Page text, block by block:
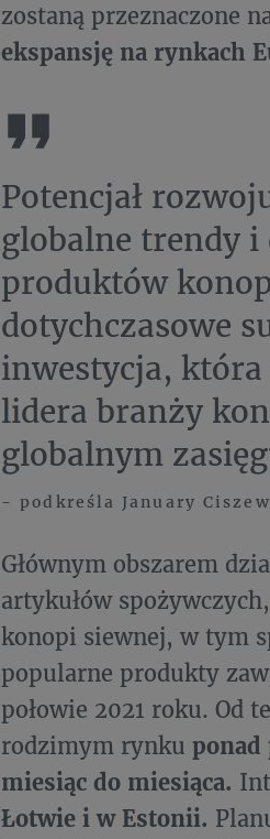
zostaną przeznaczone
ekspansję na rynkach
Potencjał
globalne trendy
produktów
dotychczasowe
inwestycja,
lidera branży
globalnym
- podkreśla January
Głównym obszarem
artykułów
konopi siewnej, w tym
popularne produkty
połowie 2021 roku. Od
rodzimym rynku
miesiąc do miesiąca.
Łotwie i w Estonii.